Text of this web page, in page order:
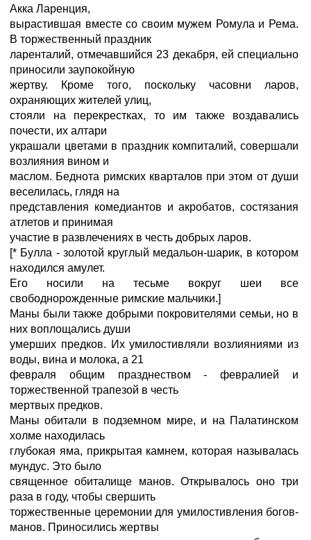
Акка Ларенция,
вырастившая вместе со своим мужем Ромула и Рема.
В торжественный праздник
ларенталий, отмечавшийся 23 декабря, ей специально
приносили заупокойную
жертву. Кроме того, поскольку часовни ларов,
охраняющих жителей улиц,
стояли на перекрестках, то им также воздавались
почести, их алтари
украшали цветами в праздник компиталий, совершали
возлияния вином и
маслом. Беднота римских кварталов при этом от души
веселилась, глядя на
представления комедиантов и акробатов, состязания
атлетов и принимая
участие в развлечениях в честь добрых ларов.
[* Булла - золотой круглый медальон-шарик, в котором
находился амулет.
Его носили на тесьме вокруг шеи все
свободнорожденные римские мальчики.]
Маны были также добрыми покровителями семьи, но в
них воплощались души
умерших предков. Их умилостивляли возлияниями из
воды, вина и молока, а 21
февраля общим празднеством - февралией и
торжественной трапезой в честь
мертвых предков.
Маны обитали в подземном мире, и на Палатинском
холме находилась
глубокая яма, прикрытая камнем, которая называлась
мундус. Это было
священное обиталище манов. Открывалось оно три
раза в году, чтобы свершить
торжественные церемонии для умилостивления богов-
манов. Приносились жертвы